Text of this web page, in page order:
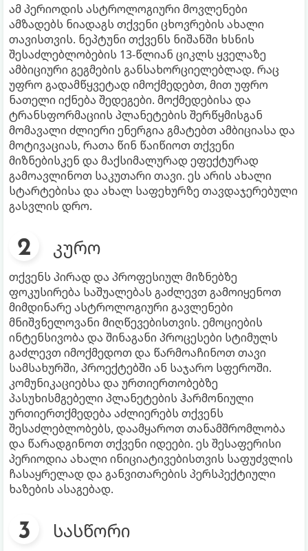
ამ პერიოდის ასტროლოგიური მოვლენები
ამზადებს ნიადაგს თქვენი ცხოვრების ახალი
თავისთვის. ნეპტუნი თქვენს ნიშანში ხსნის
შესაძლებლობების 13-წლიან ციკლს ყველაზე
ამბიციური გეგმების განსახორციელებლად. რაც
უფრო გადამწყვეტად იმოქმედებთ, მით უფრო
ნათელი იქნება შედეგები. მოქმედებისა და
ტრანსფორმაციის პლანეტების შერწყმისგან
მომავალი ძლიერი ენერგია გმატებთ ამბიციასა და
მოტივაციას, რათა წინ წაიწიოთ თქვენი
მიზნებისკენ და მაქსიმალურად ეფექტურად
გამოავლინოთ საკუთარი თავი. ეს არის ახალი
სტარტებისა და ახალ საფეხურზე თავდაჯერებული
გასვლის დრო.
კურო
თქვენს პირად და პროფესიულ მიზნებზე
ფოკუსირება საშუალებას გაძლევთ გამოიყენოთ
მიმდინარე ასტროლოგიური გავლენები
მნიშვნელოვანი მიღწევებისთვის. ემოციების
ინტენსივობა და შინაგანი პროცესები სტიმულს
გაძლევთ იმოქმედოთ და წარმოაჩინოთ თავი
სამსახურში, პროექტებში ან საჯარო სფეროში.
კომუნიკაციებსა და ურთიერთობებზე
პასუხისმგებელი პლანეტების ჰარმონიული
ურთიერთქმედება აძლიერებს თქვენს
შესაძლებლობებს, დაამყაროთ თანამშრომლობა
და წარადგინოთ თქვენი იდეები. ეს შესაფერისი
პერიოდია ახალი ინიციატივებისთვის საფუძვლის
ჩასაყრელად და განვითარების პერსპექტიული
ხაზების ასაგებად.
სასწორი